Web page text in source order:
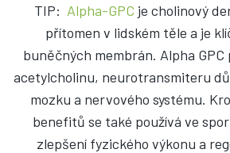
TIP: Alpha-GPC je cholinový
přítomen v lidském těle a je
buněčných membrán. Alpha
acetylcholinu, neurotransmiteru
mozku a nervového systému.
benefitů se také používá ve
zlepšení fyzického výkonu a